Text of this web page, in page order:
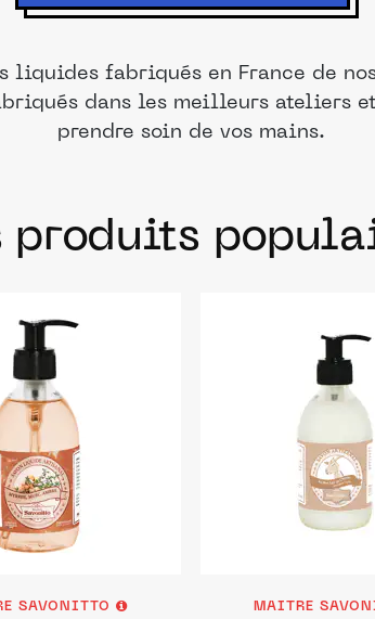
liquides fabriqués en France de
dans les meilleurs ateliers
prendre soin de vos mains.
produits
SAVONITTO MAITRE